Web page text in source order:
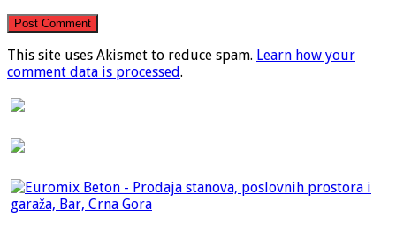
This site uses Akismet to reduce spam. Learn how your
comment data is processed.